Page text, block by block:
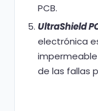
PCB.
UltraShield
electrónica
impermeable
de las fallas